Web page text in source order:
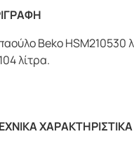
Beko HSM210530
λίτρα.
ΧΑΡΑΚΤΗΡΙΣΤΙΚΑ